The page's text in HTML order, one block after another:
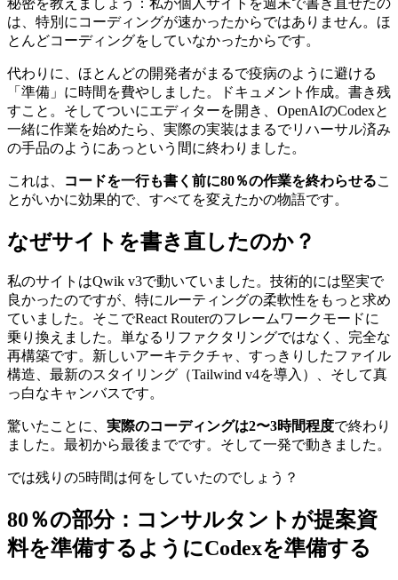
イトを再構築した方法
秘密を教えましょう：私が個人サイトを週末で書き直せたの
は、特別にコーディングが速かったからではありません。ほ
とんどコーディングをしていなかったからです。
代わりに、ほとんどの開発者がまるで疫病のように避ける
「準備」に時間を費やしました。ドキュメント作成。書き残
すこと。そしてついにエディターを開き、OpenAIのCodexと
一緒に作業を始めたら、実際の実装はまるでリハーサル済み
の手品のようにあっという間に終わりました。
これは、コードを一行も書く前に80％の作業を終わらせる
なぜサイトを書き直したのか？
私のサイトはQwik v3で動いていました。技術的には堅実で
良かったのですが、特にルーティングの柔軟性をもっと求め
ていました。そこでReact Routerのフレームワークモードに
乗り換えました。単なるリファクタリングではなく、完全な
再構築です。新しいアーキテクチャ、すっきりしたファイル
構造、最新のスタイリング（Tailwind v4を導入）、そして真
っ白なキャンバスです。
驚いたことに、 実際のコーディングは2〜3時間程度
ました。最初から最後までです。そして一発で動きました。
では残りの5時間は何をしていたのでしょう？